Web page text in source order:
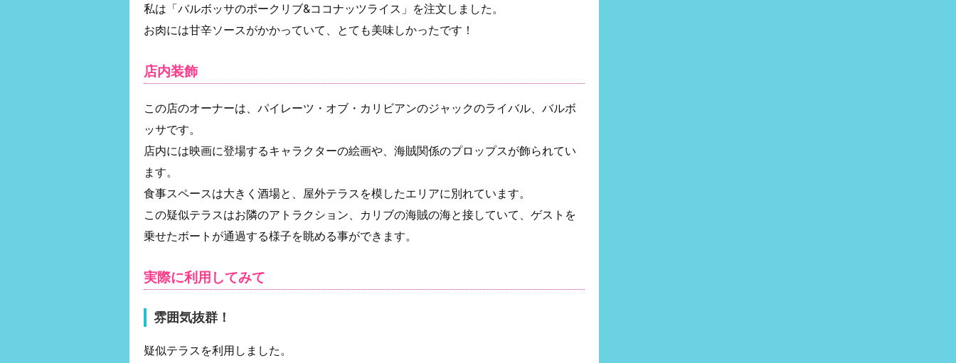
私は「バルボッサのポークリブ&ココナッツライス」を注文しました。
お肉には甘辛ソースがかかっていて、とても美味しかったです！
店内装飾
この店のオーナーは、パイレーツ・オブ・カリビアンのジャックのライバル、バルボ
ッサです。
店内には映画に登場するキャラクターの絵画や、海賊関係のプロップスが飾られてい
ます。
食事スペースは大きく酒場と、屋外テラスを模したエリアに別れています。
この疑似テラスはお隣のアトラクション、カリブの海賊の海と接していて、ゲストを
乗せたボートが通過する様子を眺める事ができます。
実際に利用してみて
雰囲気抜群！
疑似テラスを利用しました。